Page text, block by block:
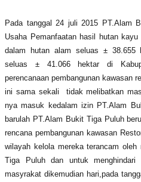
Pada tanggal 24 juli 2015 PT.Alam
Usaha Pemanfaatan hasil hutan
dalam hutan alam seluas ± 38.655
seluas ± 41.066 hektar di
perencanaan pembangunan kawasan
ini sama sekali tidak melibatkan
nya masuk kedalam izin PT.Alam
barulah PT.Alam Bukit Tiga Puluh
rencana pembangunan kawasan
wilayah kelola mereka terancam
Tiga Puluh dan untuk
masyrakat dikemudian hari,pada